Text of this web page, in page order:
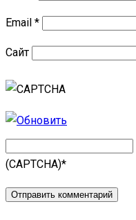
Email *
Сайт
(CAPTCHA)*